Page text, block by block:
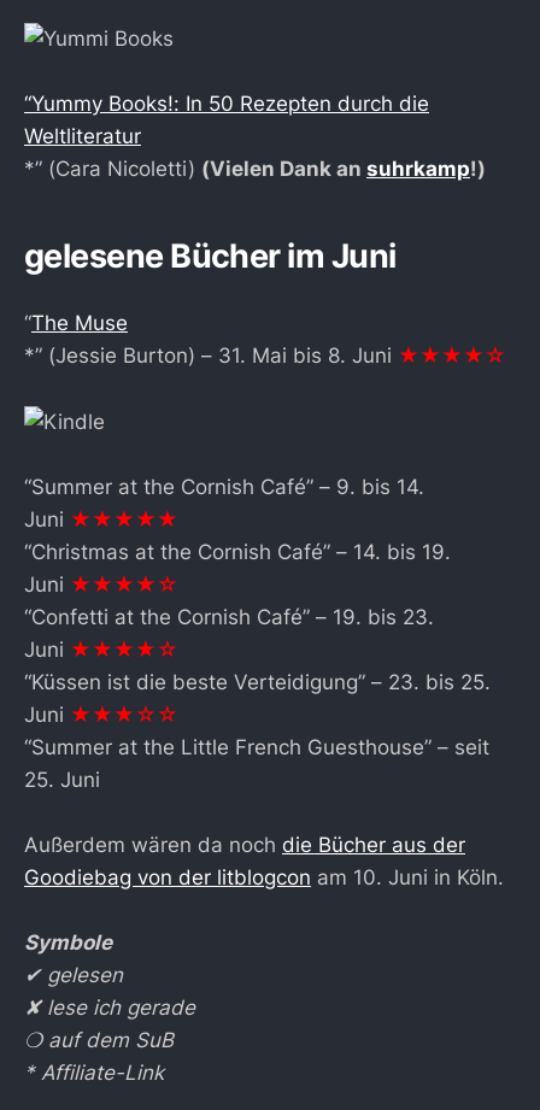
“Yummy Books!: In 50 Rezepten durch die
Weltliteratur
*” (Cara Nicoletti) (Vielen Dank an suhrkamp!)
gelesene Bücher im Juni
“The Muse
*” (Jessie Burton) – 31. Mai bis 8. Juni ★★★★☆
“Summer at the Cornish Café” – 9. bis 14.
Juni ★★★★★
“Christmas at the Cornish Café” – 14. bis 19.
Juni ★★★★☆
“Confetti at the Cornish Café” – 19. bis 23.
Juni ★★★★☆
“Küssen ist die beste Verteidigung” – 23. bis 25.
Juni ★★★☆☆
“Summer at the Little French Guesthouse” – seit
25. Juni
Außerdem wären da noch die Bücher aus der
Goodiebag von der litblogcon am 10. Juni in Köln.
Symbole
✔︎ gelesen
✘ lese ich gerade
❍ auf dem SuB
* Affiliate-Link